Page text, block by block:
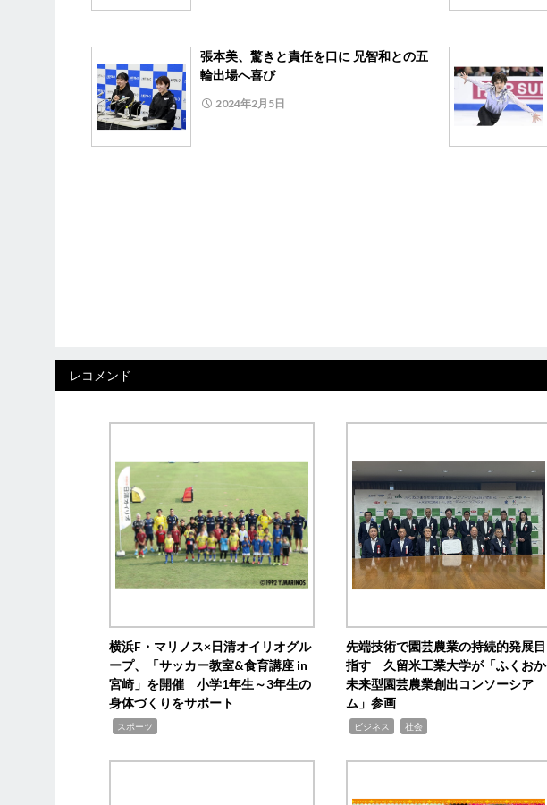
張本美、驚きと責任を口に 兄智和との五
輪出場へ喜び
2024年2月5日
レコメンド
横浜F・マリノス×日清オイリオグル
ープ、「サッカー教室&食育講座 in
宮崎」を開催 小学1年生～3年生の
身体づくりをサポート
スポーツ
先端技術で園芸農業の持続的発展目
指す 久留米工業大学が「ふくおか
未来型園芸農業創出コンソーシア
ム」参画
ビジネス 社会